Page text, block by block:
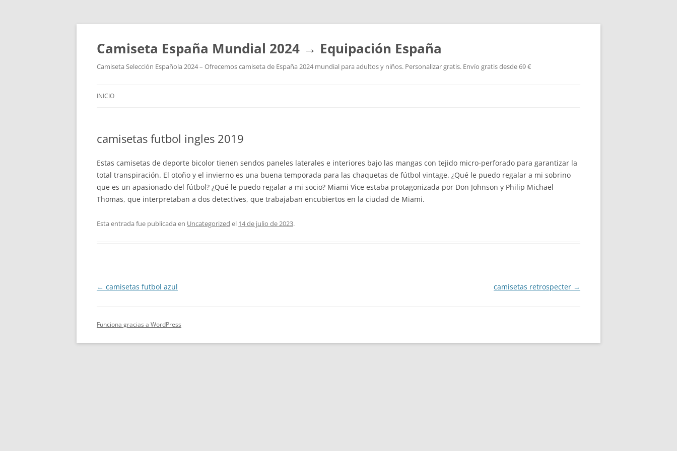
Camiseta España Mundial 2024 → Equipación España
Camiseta Selección Española 2024 – Ofrecemos camiseta de España 2024 mundial para adultos y niños. Personalizar gratis. Envío gratis desde 69 €
INICIO
camisetas futbol ingles 2019
Estas camisetas de deporte bicolor tienen sendos paneles laterales e interiores bajo las mangas con tejido micro-perforado para garantizar la
total transpiración. El otoño y el invierno es una buena temporada para las chaquetas de fútbol vintage. ¿Qué le puedo regalar a mi sobrino
que es un apasionado del fútbol? ¿Qué le puedo regalar a mi socio? Miami Vice estaba protagonizada por Don Johnson y Philip Michael
Thomas, que interpretaban a dos detectives, que trabajaban encubiertos en la ciudad de Miami.
Esta entrada fue publicada en Uncategorized el 14 de julio de 2023.
Navegación
← camisetas futbol azul camisetas retrospecter →
Funciona gracias a WordPress